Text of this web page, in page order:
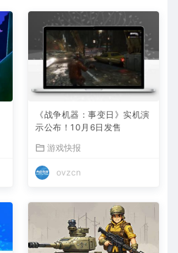
《战争机器：事变日》实机演
示公布！10月6日发售
游戏快报
ovzcn